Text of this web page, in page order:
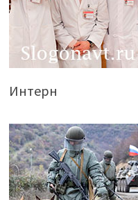
Интерн